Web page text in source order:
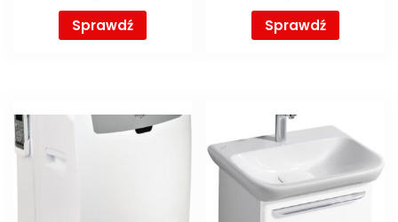
Sprawdź
Sprawdź